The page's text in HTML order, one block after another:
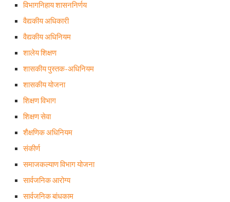
विभागनिहाय शासननिर्णय
वैद्यकीय अधिकारी
वैद्यकीय अधिनियम
शालेय शिक्षण
शासकीय पुस्तक-अधिनियम
शासकीय योजना
शिक्षण विभाग
शिक्षण सेवा
शैक्षणिक अधिनियम
संकीर्ण
समाजकल्याण विभाग योजना
सार्वजनिक आरोग्य
सार्वजनिक बांधकाम